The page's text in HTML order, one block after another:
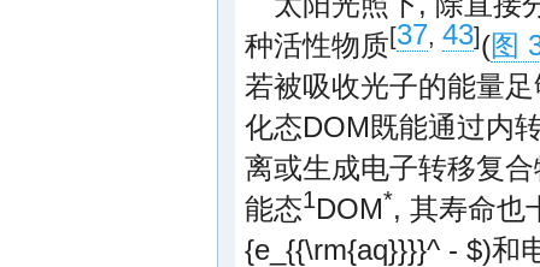
种活性物质[37, 43](图
若被吸收光子的能量
化态DOM既能通过内
离或生成电子转移复
能态1DOM*, 其寿命也
{e_{{\rm{aq}}}}^ - $)和